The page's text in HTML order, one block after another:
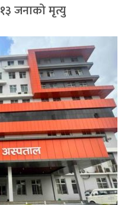
जनाको मृत्यु